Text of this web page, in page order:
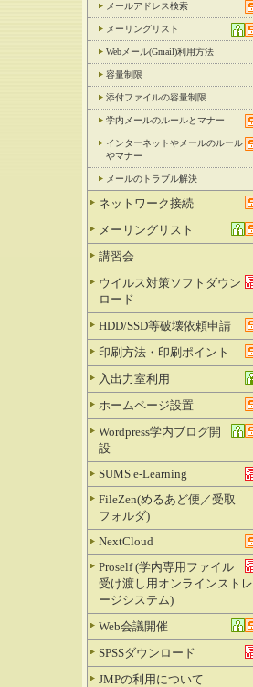
メールアドレス検索
メーリングリスト
Webメール(Gmail)利用方法
容量制限
添付ファイルの容量制限
学内メールのルールとマナー
インターネットやメールのルール
やマナー
メールのトラブル解決
ネットワーク接続
メーリングリスト
講習会
ウイルス対策ソフトダウン
ロード
HDD/SSD等破壊依頼申請
印刷方法・印刷ポイント
入出力室利用
ホームページ設置
Wordpress学内ブログ開
設
SUMS e-Learning
FileZen(めるあど便／受取
フォルダ)
NextCloud
Proself (学内専用ファイル
受け渡し用オンラインストレ
ージシステム)
Web会議開催
SPSSダウンロード
JMPの利用について